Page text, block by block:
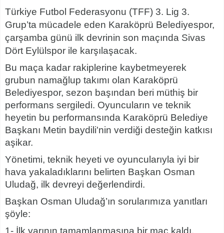
Türkiye Futbol Federasyonu (TFF) 3. Lig 3.
Grup’ta mücadele eden Karaköprü Belediyespor,
çarşamba günü ilk devrinin son maçında Sivas
Dört Eylülspor ile karşılaşacak.
Bu maça kadar rakiplerine kaybetmeyerek
grubun namağlup takımı olan Karaköprü
Belediyespor, sezon başından beri müthiş bir
performans sergiledi. Oyuncuların ve teknik
heyetin bu performansında Karaköprü Belediye
Başkanı Metin baydili'nin verdiği desteğin katkısı
aşikar.
Yönetimi, teknik heyeti ve oyuncularıyla iyi bir
hava yakaladıklarını belirten Başkan Osman
Uludağ, ilk devreyi değerlendirdi.
Başkan Osman Uludağ’ın sorularımıza yanıtları
şöyle: